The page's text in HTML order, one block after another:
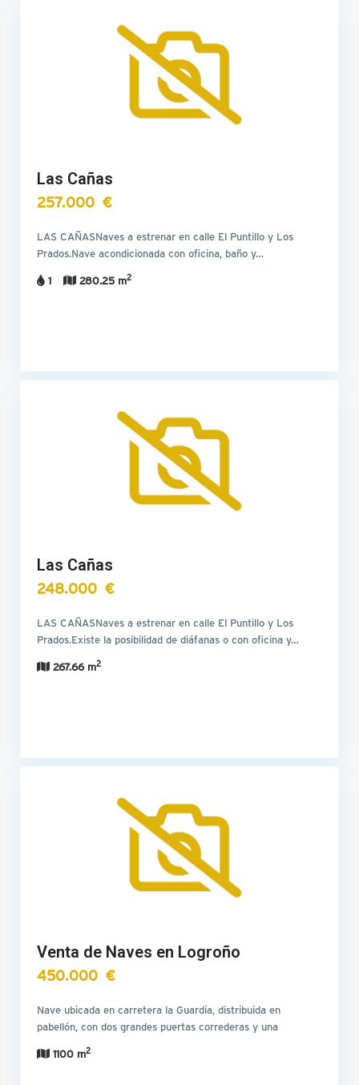
Las Cañas
257.000 €
LAS CAÑASNaves a estrenar en calle El Puntillo y Los
Prados.Nave acondicionada con oficina, baño y…
1
280.25 m2
Las Cañas
248.000 €
LAS CAÑASNaves a estrenar en calle El Puntillo y Los
Prados.Existe la posibilidad de diáfanas o con oficina y…
267.66 m2
Venta de Naves en Logroño
450.000 €
Nave ubicada en carretera la Guardia, distribuida en
pabellón, con dos grandes puertas correderas y una
1100 m2